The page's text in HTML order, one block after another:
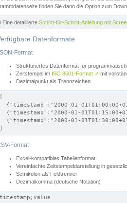
finden Sie dann die Option zum
ℹ️ Eine detaillierte Schritt-für-Schritt-Anleitung mit
Datenformate
Format
Strukturiertes Datenformat für
Zeitstempel im ISO 8601-Format ↗ mit
Dezimalpunkt als Trennzeichen
[
{"timestamp":"2000-01-
{"timestamp":"2000-01-
{"timestamp":"2000-01-
]
Format
Excel-kompatibles Tabellenformat
Vereinfachte Zeitstempeldarstellung in
Semikolon als Feldtrenner
Dezimalkomma (deutsche Notation)
timestamp;value